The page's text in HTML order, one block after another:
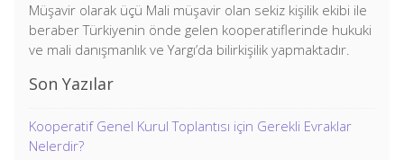
Müşavir olarak üçü Mali müşavir olan sekiz kişilik ekibi ile
beraber Türkiyenin önde gelen kooperatiflerinde hukuki
ve mali danışmanlık ve Yargı’da bilirkişilik yapmaktadır.
Son Yazılar
Kooperatif Genel Kurul Toplantısı için Gerekli Evraklar
Nelerdir?